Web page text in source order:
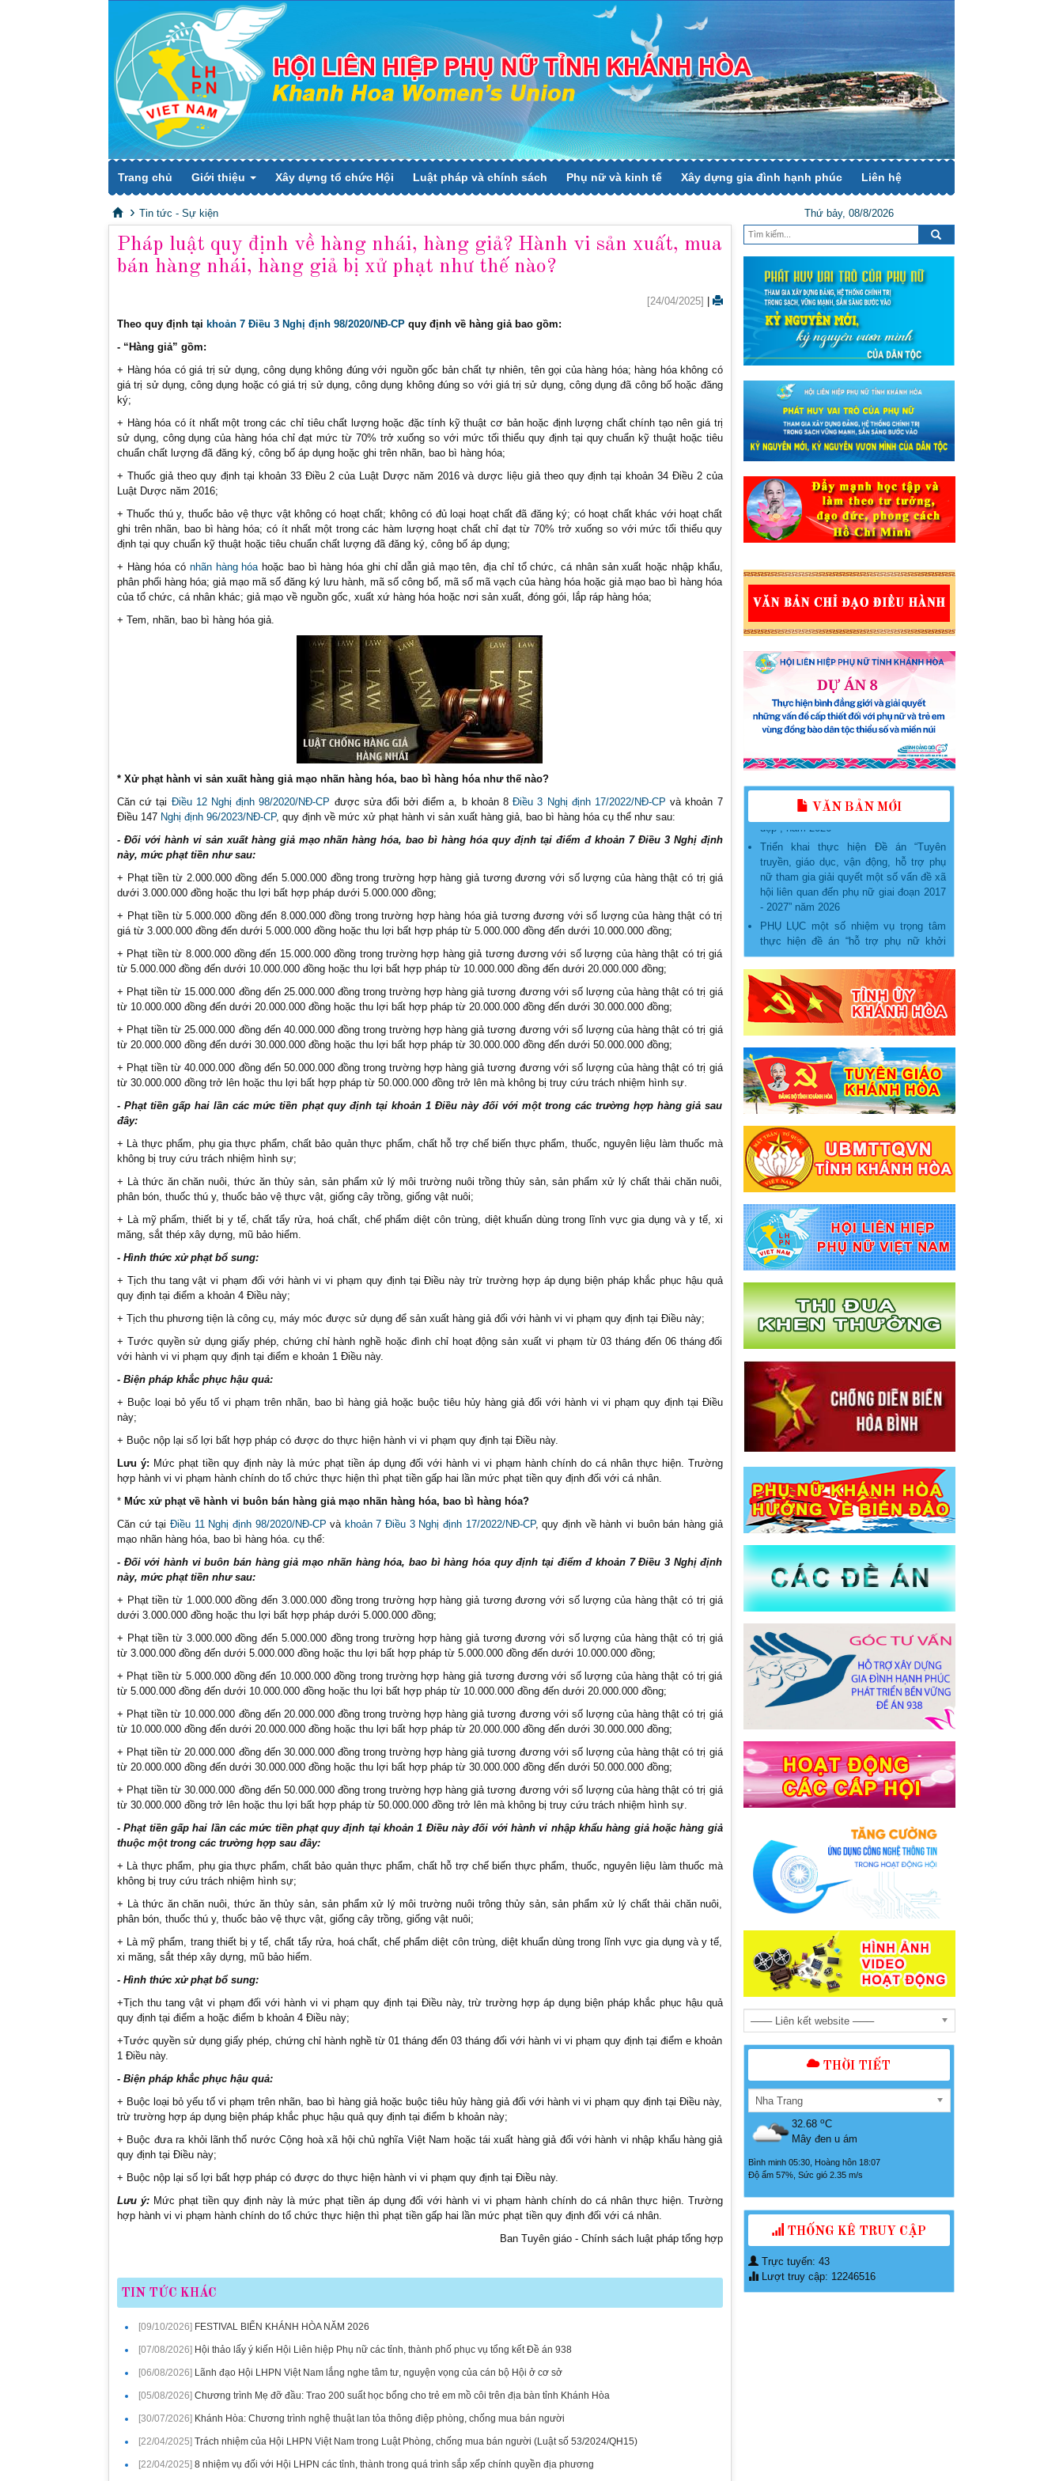
Trang chủ Giới thiệu Xây dựng tổ chức Hội Luật pháp và chính sách Phụ nữ và kinh tế Xây dựng gia đình hạnh phúc Liên hệ
Tin tức - Sự kiện Thứ bảy, 08/8/2026
Pháp luật quy định về hàng nhái, hàng giả? Hành vi sản xuất, mua
bán hàng nhái, hàng giả bị xử phạt như thế nào?
[24/04/2025]
Theo quy định tại khoản 7 Điều 3 Nghị định 98/2020/NĐ-CP quy định về hàng giả bao gồm:
- “Hàng giả” gồm:
+ Hàng hóa có giá trị sử dụng, công dụng không đúng với nguồn gốc bản chất tự nhiên, tên gọi của hàng hóa; hàng hóa không có
giá trị sử dụng, công dụng hoặc có giá trị sử dụng, công dụng không đúng so với giá trị sử dụng, công dụng đã công bố hoặc đăng
ký;
+ Hàng hóa có ít nhất một trong các chỉ tiêu chất lượng hoặc đặc tính kỹ thuật cơ bản hoặc định lượng chất chính tạo nên giá trị
sử dụng, công dụng của hàng hóa chỉ đạt mức từ 70% trở xuống so với mức tối thiểu quy định tại quy chuẩn kỹ thuật hoặc tiêu
chuẩn chất lượng đã đăng ký, công bố áp dụng hoặc ghi trên nhãn, bao bì hàng hóa;
+ Thuốc giả theo quy định tại khoản 33 Điều 2 của Luật Dược năm 2016 và dược liệu giả theo quy định tại khoản 34 Điều 2 của
Luật Dược năm 2016;
+ Thuốc thú y, thuốc bảo vệ thực vật không có hoạt chất; không có đủ loại hoạt chất đã đăng ký; có hoạt chất khác với hoạt chất
ghi trên nhãn, bao bì hàng hóa; có ít nhất một trong các hàm lượng hoạt chất chỉ đạt từ 70% trở xuống so với mức tối thiểu quy
định tại quy chuẩn kỹ thuật hoặc tiêu chuẩn chất lượng đã đăng ký, công bố áp dụng;
+ Hàng hóa có nhãn hàng hóahoặc bao bì hàng hóa ghi chỉ dẫn giả mạo tên, địa chỉ tổ chức, cá nhân sản xuất hoặc nhập khẩu,
phân phối hàng hóa; giả mạo mã số đăng ký lưu hành, mã số công bố, mã số mã vạch của hàng hóa hoặc giả mạo bao bì hàng hóa
của tổ chức, cá nhân khác; giả mạo về nguồn gốc, xuất xứ hàng hóa hoặc nơi sản xuất, đóng gói, lắp ráp hàng hóa;
+ Tem, nhãn, bao bì hàng hóa giả.
* Xử phạt hành vi sản xuất hàng giả mạo nhãn hàng hóa, bao bì hàng hóa như thế nào?
Căn cứ tại Điều 12 Nghị định 98/2020/NĐ-CP được sửa đổi bởi điểm a, b khoản 8Điều 3 Nghị định 17/2022/NĐ-CP và khoản 7
Điều 147 Nghị định 96/2023/NĐ-CP, quy định về mức xử phạt hành vi sản xuất hàng giả, bao bì hàng hóa cụ thể như sau:
- Đối với hành vi sản xuất hàng giả mạo nhãn hàng hóa, bao bì hàng hóa quy định tại điểm đ khoản 7 Điều 3 Nghị định
này, mức phạt tiền như sau:
+ Phạt tiền từ 2.000.000 đồng đến 5.000.000 đồng trong trường hợp hàng giả tương đương với số lượng của hàng thật có trị giá
dưới 3.000.000 đồng hoặc thu lợi bất hợp pháp dưới 5.000.000 đồng;
+ Phạt tiền từ 5.000.000 đồng đến 8.000.000 đồng trong trường hợp hàng hóa giả tương đương với số lượng của hàng thật có trị
giá từ 3.000.000 đồng đến dưới 5.000.000 đồng hoặc thu lợi bất hợp pháp từ 5.000.000 đồng đến dưới 10.000.000 đồng;
+ Phạt tiền từ 8.000.000 đồng đến 15.000.000 đồng trong trường hợp hàng giả tương đương với số lượng của hàng thật có trị giá
từ 5.000.000 đồng đến dưới 10.000.000 đồng hoặc thu lợi bất hợp pháp từ 10.000.000 đồng đến dưới 20.000.000 đồng;
+ Phạt tiền từ 15.000.000 đồng đến 25.000.000 đồng trong trường hợp hàng giả tương đương với số lượng của hàng thật có trị giá
từ 10.000.000 đồng đến dưới 20.000.000 đồng hoặc thu lợi bất hợp pháp từ 20.000.000 đồng đến dưới 30.000.000 đồng;
+ Phạt tiền từ 25.000.000 đồng đến 40.000.000 đồng trong trường hợp hàng giả tương đương với số lượng của hàng thật có trị giá
từ 20.000.000 đồng đến dưới 30.000.000 đồng hoặc thu lợi bất hợp pháp từ 30.000.000 đồng đến dưới 50.000.000 đồng;
+ Phạt tiền từ 40.000.000 đồng đến 50.000.000 đồng trong trường hợp hàng giả tương đương với số lượng của hàng thật có trị giá
từ 30.000.000 đồng trở lên hoặc thu lợi bất hợp pháp từ 50.000.000 đồng trở lên mà không bị truy cứu trách nhiệm hình sự.
- Phạt tiền gấp hai lần các mức tiền phạt quy định tại khoản 1 Điều này đối với một trong các trường hợp hàng giả sau
đây:
+ Là thực phẩm, phụ gia thực phẩm, chất bảo quản thực phẩm, chất hỗ trợ chế biến thực phẩm, thuốc, nguyên liệu làm thuốc mà
không bị truy cứu trách nhiệm hình sự;
+ Là thức ăn chăn nuôi, thức ăn thủy sản, sản phẩm xử lý môi trường nuôi trồng thủy sản, sản phẩm xử lý chất thải chăn nuôi,
phân bón, thuốc thú y, thuốc bảo vệ thực vật, giống cây trồng, giống vật nuôi;
+ Là mỹ phẩm, thiết bị y tế, chất tẩy rửa, hoá chất, chế phẩm diệt côn trùng, diệt khuẩn dùng trong lĩnh vực gia dụng và y tế, xi
măng, sắt thép xây dựng, mũ bảo hiểm.
- Hình thức xử phạt bổ sung:
+ Tịch thu tang vật vi phạm đối với hành vi vi phạm quy định tại Điều này trừ trường hợp áp dụng biện pháp khắc phục hậu quả
quy định tại điểm a khoản 4 Điều này;
+ Tịch thu phương tiện là công cụ, máy móc được sử dụng để sản xuất hàng giả đối với hành vi vi phạm quy định tại Điều này;
+ Tước quyền sử dụng giấy phép, chứng chỉ hành nghề hoặc đình chỉ hoạt động sản xuất vi phạm từ 03 tháng đến 06 tháng đối
với hành vi vi phạm quy định tại điểm e khoản 1 Điều này.
- Biện pháp khắc phục hậu quả:
+ Buộc loại bỏ yếu tố vi phạm trên nhãn, bao bì hàng giả hoặc buộc tiêu hủy hàng giả đối với hành vi vi phạm quy định tại Điều
này;
+ Buộc nộp lại số lợi bất hợp pháp có được do thực hiện hành vi vi phạm quy định tại Điều này.
Lưu ý: Mức phạt tiền quy định này là mức phạt tiền áp dụng đối với hành vi vi phạm hành chính do cá nhân thực hiện. Trường
hợp hành vi vi phạm hành chính do tổ chức thực hiện thì phạt tiền gấp hai lần mức phạt tiền quy định đối với cá nhân.
* Mức xử phạt về hành vi buôn bán hàng giả mạo nhãn hàng hóa, bao bì hàng hóa?
Căn cứ tại Điều 11 Nghị định 98/2020/NĐ-CP và khoản 7 Điều 3 Nghị định 17/2022/NĐ-CP, quy định về hành vi buôn bán hàng giả
mạo nhãn hàng hóa, bao bì hàng hóa. cụ thể:
- Đối với hành vi buôn bán hàng giả mạo nhãn hàng hóa, bao bì hàng hóa quy định tại điểm đ khoản 7 Điều 3 Nghị định
này, mức phạt tiền như sau:
+ Phạt tiền từ 1.000.000 đồng đến 3.000.000 đồng trong trường hợp hàng giả tương đương với số lượng của hàng thật có trị giá
dưới 3.000.000 đồng hoặc thu lợi bất hợp pháp dưới 5.000.000 đồng;
+ Phạt tiền từ 3.000.000 đồng đến 5.000.000 đồng trong trường hợp hàng giả tương đương với số lượng của hàng thật có trị giá
từ 3.000.000 đồng đến dưới 5.000.000 đồng hoặc thu lợi bất hợp pháp từ 5.000.000 đồng đến dưới 10.000.000 đồng;
+ Phạt tiền từ 5.000.000 đồng đến 10.000.000 đồng trong trường hợp hàng giả tương đương với số lượng của hàng thật có trị giá
từ 5.000.000 đồng đến dưới 10.000.000 đồng hoặc thu lợi bất hợp pháp từ 10.000.000 đồng đến dưới 20.000.000 đồng;
+ Phạt tiền từ 10.000.000 đồng đến 20.000.000 đồng trong trường hợp hàng giả tương đương với số lượng của hàng thật có trị giá
từ 10.000.000 đồng đến dưới 20.000.000 đồng hoặc thu lợi bất hợp pháp từ 20.000.000 đồng đến dưới 30.000.000 đồng;
+ Phạt tiền từ 20.000.000 đồng đến 30.000.000 đồng trong trường hợp hàng giả tương đương với số lượng của hàng thật có trị giá
từ 20.000.000 đồng đến dưới 30.000.000 đồng hoặc thu lợi bất hợp pháp từ 30.000.000 đồng đến dưới 50.000.000 đồng;
+ Phạt tiền từ 30.000.000 đồng đến 50.000.000 đồng trong trường hợp hàng giả tương đương với số lượng của hàng thật có trị giá
từ 30.000.000 đồng trở lên hoặc thu lợi bất hợp pháp từ 50.000.000 đồng trở lên mà không bị truy cứu trách nhiệm hình sự.
- Phạt tiền gấp hai lần các mức tiền phạt quy định tại khoản 1 Điều này đối với hành vi nhập khẩu hàng giả hoặc hàng giả
thuộc một trong các trường hợp sau đây:
+ Là thực phẩm, phụ gia thực phẩm, chất bảo quản thực phẩm, chất hỗ trợ chế biến thực phẩm, thuốc, nguyên liệu làm thuốc mà
không bị truy cứu trách nhiệm hình sự;
+ Là thức ăn chăn nuôi, thức ăn thủy sản, sản phẩm xử lý môi trường nuôi trông thủy sản, sản phẩm xử lý chất thải chăn nuôi,
phân bón, thuốc thú y, thuốc bảo vệ thực vật, giống cây trồng, giống vật nuôi;
+ Là mỹ phẩm, trang thiết bị y tế, chất tẩy rửa, hoá chất, chế phẩm diệt côn trùng, diệt khuẩn dùng trong lĩnh vực gia dụng và y tế,
xi măng, sắt thép xây dựng, mũ bảo hiểm.
- Hình thức xử phạt bổ sung:
+Tịch thu tang vật vi phạm đối với hành vi vi phạm quy định tại Điều này, trừ trường hợp áp dụng biện pháp khắc phục hậu quả
quy định tại điểm a hoặc điểm b khoản 4 Điều này;
+Tước quyền sử dụng giấy phép, chứng chỉ hành nghề từ 01 tháng đến 03 tháng đối với hành vi vi phạm quy định tại điểm e khoản
1 Điều này.
- Biện pháp khắc phục hậu quả:
+ Buộc loại bỏ yếu tố vi phạm trên nhãn, bao bì hàng giả hoặc buộc tiêu hủy hàng giả đối với hành vi vi phạm quy định tại Điều này,
trừ trường hợp áp dụng biện pháp khắc phục hậu quả quy định tại điểm b khoản này;
+ Buộc đưa ra khỏi lãnh thổ nước Cộng hoà xã hội chủ nghĩa Việt Nam hoặc tái xuất hàng giả đối với hành vi nhập khẩu hàng giả
quy định tại Điều này;
+ Buộc nộp lại số lợi bất hợp pháp có được do thực hiện hành vi vi phạm quy định tại Điều này.
Lưu ý:Mức phạt tiền quy định này là mức phạt tiền áp dụng đối với hành vi vi phạm hành chính do cá nhân thực hiện. Trường
hợp hành vi vi phạm hành chính do tổ chức thực hiện thì phạt tiền gấp hai lần mức phạt tiền quy định đối với cá nhân.
Ban Tuyên giáo - Chính sách luật pháp tổng hợp
TIN TỨC KHÁC
[09/10/2026] FESTIVAL BIỂN KHÁNH HÒA NĂM 2026
[07/08/2026] Hội thảo lấy ý kiến Hội Liên hiệp Phụ nữ các tỉnh, thành phố phục vụ tổng kết Đề án 938
[06/08/2026] Lãnh đạo Hội LHPN Việt Nam lắng nghe tâm tư, nguyện vọng của cán bộ Hội ở cơ sở
[05/08/2026]Chương trình Mẹ đỡ đầu: Trao 200 suất học bổng cho trẻ em mồ côi trên địa bàn tỉnh Khánh Hòa
[30/07/2026] Khánh Hòa: Chương trình nghệ thuật lan tỏa thông điệp phòng, chống mua bán người
[22/04/2025]Trách nhiệm của Hội LHPN Việt Nam trong Luật Phòng, chống mua bán người (Luật số 53/2024/QH15)
[22/04/2025]8 nhiệm vụ đối với Hội LHPN các tỉnh, thành trong quá trình sắp xếp chính quyền địa phương
VĂN BẢN MỚI
KẾ HOẠCH Tổ chức các hoạt động
phát triển, nâng cấp, duy trì và vận hành
Ứng dụng “Phụ nữ Việt Nam” năm 2026
Kế hoạch tổ chức Lễ phát động “Phụ nữ
trường, vì một Việt Nam xanh - sạch -
đẹp”, năm 2026
Triển khai thực hiện Đề án “Tuyên
truyền, giáo dục, vận động, hỗ trợ phụ
nữ tham gia giải quyết một số vấn đề xã
hội liên quan đến phụ nữ giai đoạn 2017
- 2027” năm 2026
PHỤ LỤC một số nhiệm vụ trọng tâm
thực hiện đề án “hỗ trợ phụ nữ khởi
nghiệp giai đoạn 2026 - 2035” trên địa
bàn tỉnh khánh hòa
Kế hoạch thực hiện Đề án “Hỗ trợ phụ
nữ khởi nghiệp giai đoạn 2026 – 2035”
trên địa bàn tỉnh Khánh Hòa
Hướng dẫn Tuyên truyền Quý II năm
Hướng dẫn Tuyên truyền Quý II năm
2026
lịch tiếp Công dân của Hội Liên hiệp Phụ
nữ tỉnh Khánh Hòa
hành chính cấp xã của tỉnh Khánh Hòa
năm 2025
Thông báo lịch tiếp công dân tháng
6.2025
─── Liên kết website ───
THỜI TIẾT
Nha Trang
32.68 oC
Mây đen u ám
Bình minh 05:30, Hoàng hôn 18:07
Độ ẩm 57%, Sức gió 2.35 m/s
THỐNG KÊ TRUY CẬP
Trực tuyến: 43
Lượt truy cập: 12246516